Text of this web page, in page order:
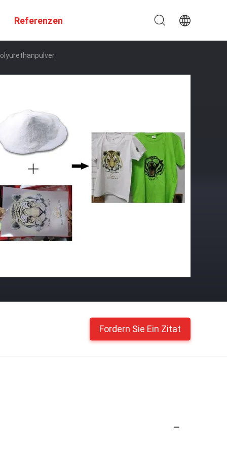
Referenzen
Fordern Sie Ein Zitat